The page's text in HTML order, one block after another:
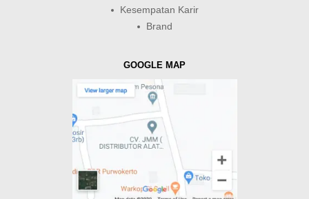
Kesempatan Karir
Brand
GOOGLE MAP